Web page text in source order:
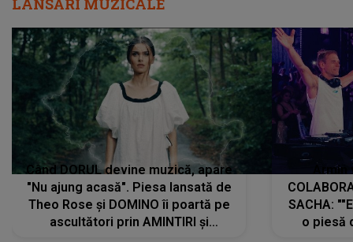
LANSĂRI MUZICALE
Când DORUL devine muzică, apare
"Nu ajung acasă". Piesa lansată de
Theo Rose și DOMINO îi poartă pe
ascultători prin AMINTIRI și
SACHA:
o piesă